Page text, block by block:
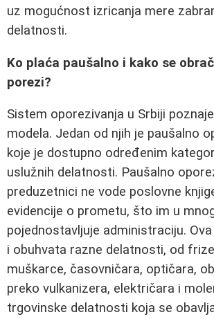
uz mogućnost izricanja mere
delatnosti.
Ko plaća paušalno i kako se
porezi?
Sistem oporezivanja u Srbiji
modela. Jedan od njih je paušalno
koje je dostupno određenim
uslužnih delatnosti. Paušalno
preduzetnici ne vode poslovne
evidencije o prometu, što im u
pojednostavljuje administraciju.
i obuhvata razne delatnosti, od
muškarce, časovničara, optičara,
preko vulkanizera, električara i
trgovinske delatnosti koja se